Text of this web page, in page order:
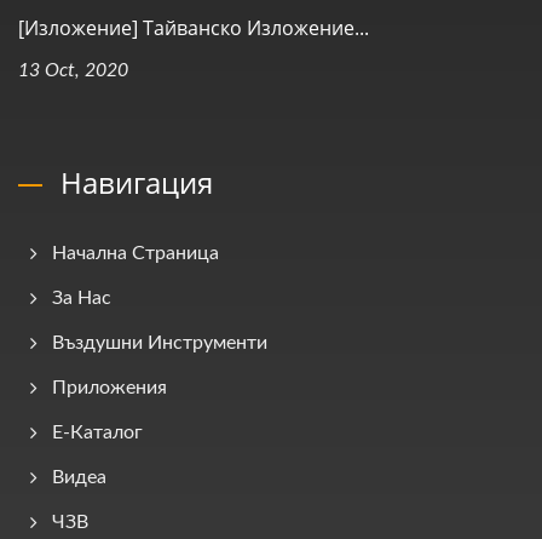
[Изложение] Тайванско Изложение...
13 Oct, 2020
Навигация
Начална Страница
За Нас
Въздушни Инструменти
Приложения
E-Каталог
Видеа
ЧЗВ